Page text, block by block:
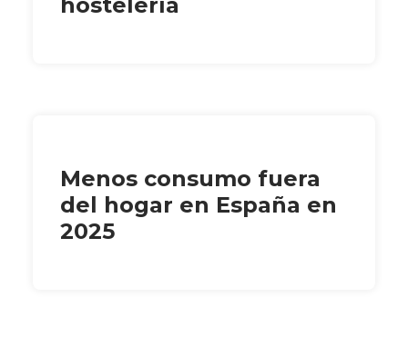
Menos consumo fuera
del hogar en España en
2025